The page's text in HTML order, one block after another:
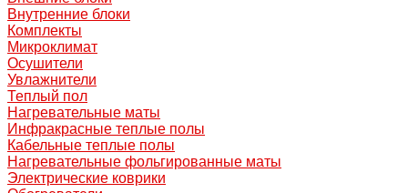
Внутренние блоки
Комплекты
Микроклимат
Осушители
Увлажнители
Теплый пол
Нагревательные маты
Инфракрасные теплые полы
Кабельные теплые полы
Нагревательные фольгированные маты
Электрические коврики